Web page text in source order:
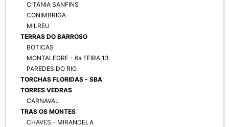
CITANIA SANFINS
CONIMBRIGA
MILREU
TERRAS DO BARROSO
BOTICAS
MONTALEGRE - 6a FEIRA 13
PAREDES DO RIO
TORCHAS FLORIDAS - SBA
TORRES VEDRAS
CARNAVAL
TRAS OS MONTES
CHAVES - MIRANDELA